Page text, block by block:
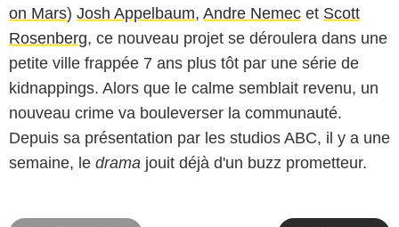
on Mars) Josh Appelbaum, Andre Nemec et Scott
Rosenberg, ce nouveau projet se déroulera dans une
petite ville frappée 7 ans plus tôt par une série de
kidnappings. Alors que le calme semblait revenu, un
nouveau crime va bouleverser la communauté.
Depuis sa présentation par les studios ABC, il y a une
semaine, le drama jouit déjà d'un buzz prometteur.